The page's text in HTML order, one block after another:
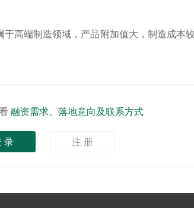
高端制造领域，产品附加值大，制造成本
融资需求、落地意向及联系方式
录 注 册